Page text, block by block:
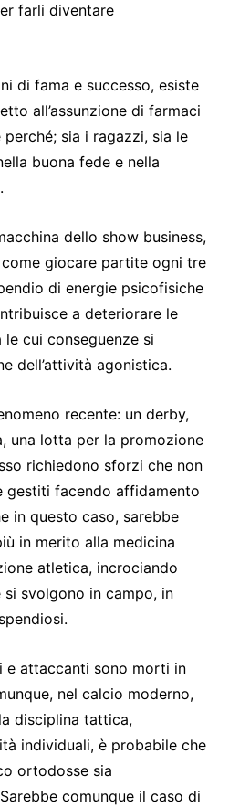
farli diventare
di fama e successo, esiste
all’assunzione di farmaci
sia i ragazzi, sia le
buona fede e nella
dello show business,
giocare partite ogni tre
di energie psicofisiche
a deteriorare le
cui conseguenze si
dell’attività agonistica.
recente: un derby,
una lotta per la promozione
richiedono sforzi che non
gestiti facendo affidamento
in questo caso, sarebbe
in merito alla medicina
atletica, incrociando
svolgono in campo, in
e attaccanti sono morti in
nel calcio moderno,
disciplina tattica,
individuali, è probabile che
ortodosse sia
comunque il caso di